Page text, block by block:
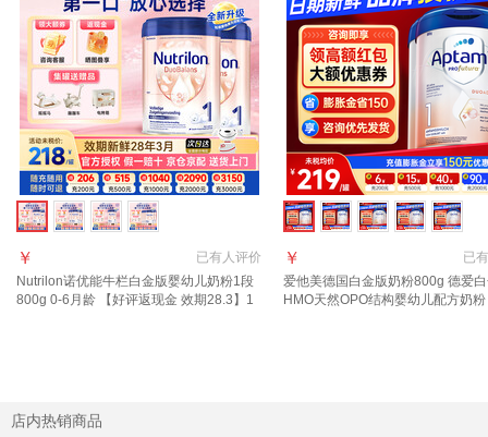
已有人评价
￥
Nutrilon诺优能牛栏白金版婴幼儿奶粉1段
800g 0-6月龄 【好评返现金 效期28.3】1
已有
￥
爱他美德国白金版奶粉800g 德爱
HMO天然OPO结构婴幼儿配方奶
店内热销商品